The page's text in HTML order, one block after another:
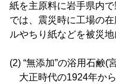
紙を主原料に岩手県内
では、震災時に工場の
ルやちり紙などを被災地
(2) “無添加”の浴用石
大正時代の1924年か